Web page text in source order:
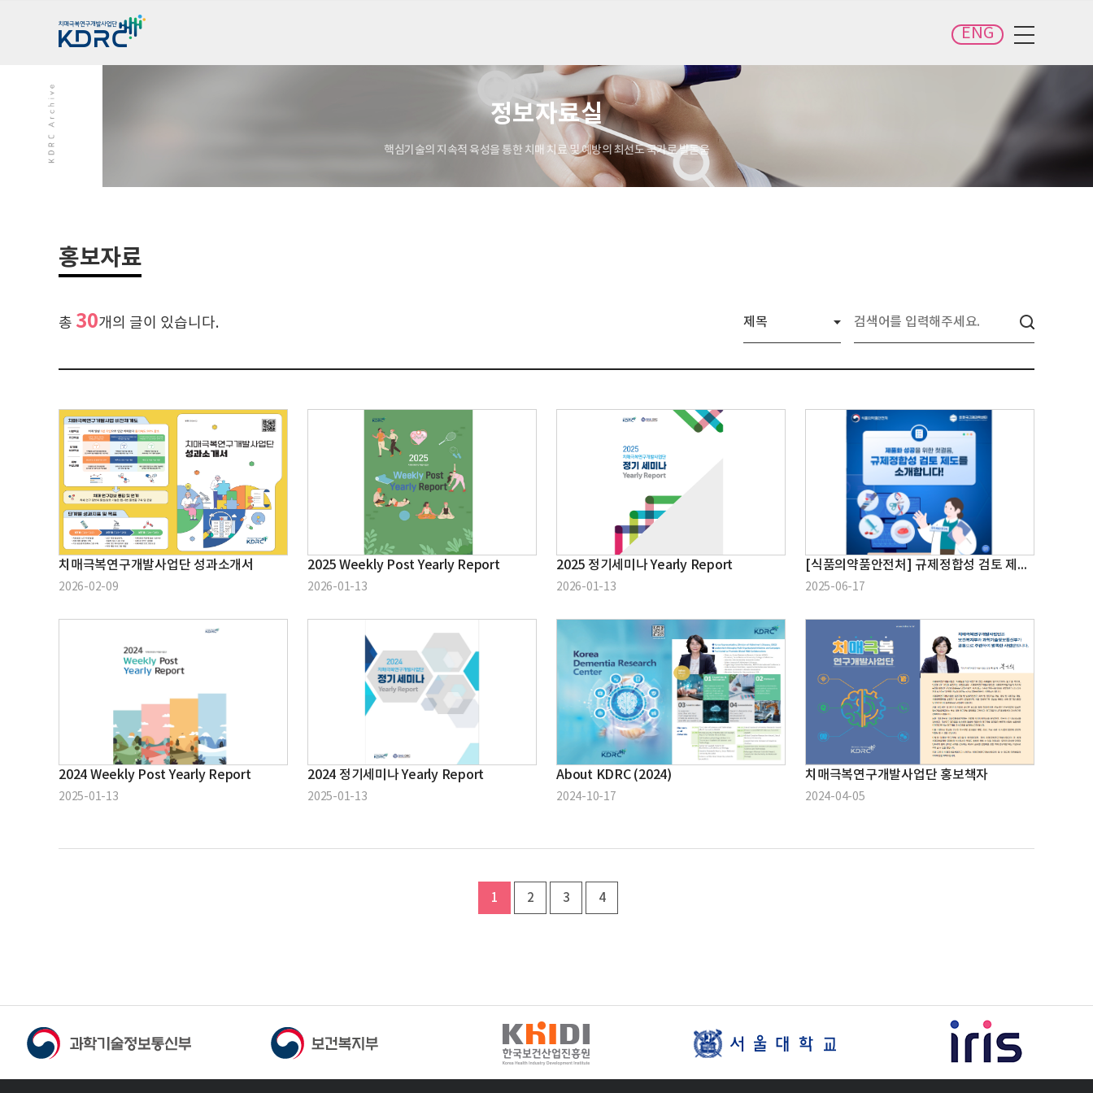
ENG
정보자료실
핵심기술의 지속적 육성을 통한 치매 치료 및 예방의 최선도 국가로 발돋움
홍보자료
총 30개의 글이 있습니다.
치매극복연구개발사업단 성과소개서
2026-02-09
2025 Weekly Post Yearly Report
2026-01-13
2025 정기세미나 Yearly Report
2026-01-13
[식품의약품안전처] 규제정합성 검토 제도 안내
2025-06-17
2024 Weekly Post Yearly Report
2025-01-13
2024 정기세미나 Yearly Report
2025-01-13
About KDRC (2024)
2024-10-17
치매극복연구개발사업단 홍보책자
2024-04-05
1 2 3 4